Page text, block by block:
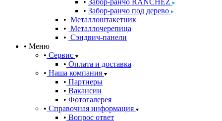
Забор-ранчо RANCHEZ
Забор-ранчо под дерево
Металлоштакетник
Металлочерепица
Сэндвич-панели
Меню
Сервис
Оплата и доставка
Наша компания
Партнеры
Вакансии
Фотогалерея
Справочная информация
Вопрос ответ